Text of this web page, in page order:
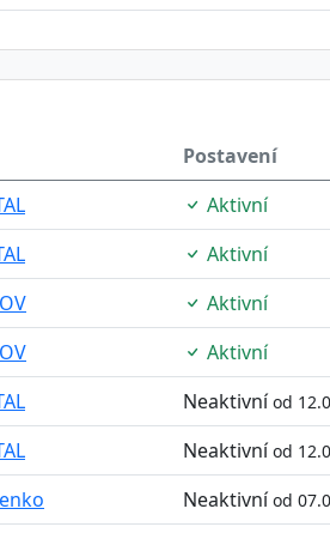
Postavení
Aktivní
Aktivní
Aktivní
Aktivní
Neaktivníod
Neaktivníod
Neaktivníod